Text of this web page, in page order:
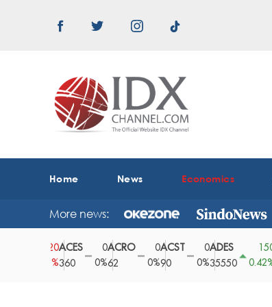
Home News Economics
More news:
ACES
0
0%
ACRO
0ACST
0
0%
ADES
35550
150
0.42%
ADHI
164